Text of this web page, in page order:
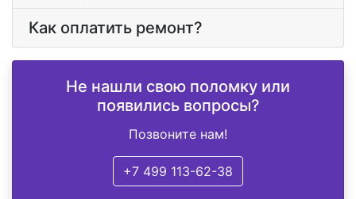
Как оплатить ремонт?
Не нашли свою поломку или
появились вопросы?
Позвоните нам!
+7 499 113-62-38